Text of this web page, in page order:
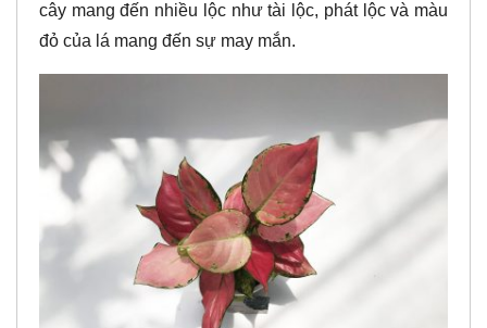
cây mang đến nhiều lộc như tài lộc, phát lộc và màu
đỏ của lá mang đến sự may mắn.